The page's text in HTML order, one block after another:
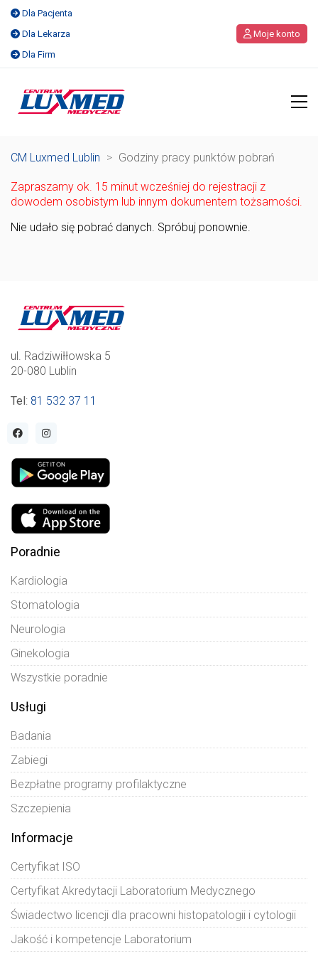
Dla Pacjenta
Dla Lekarza
Dla Firm
Moje konto
CM Luxmed Lublin > Godziny pracy punktów pobrań
Zapraszamy ok. 15 minut wcześniej do rejestracji z
dowodem osobistym lub innym dokumentem tożsamości.
Nie udało się pobrać danych. Spróbuj ponownie.
ul. Radziwiłłowska 5
20-080 Lublin
Tel: 81 532 37 11
Poradnie
Kardiologia
Stomatologia
Neurologia
Ginekologia
Wszystkie poradnie
Usługi
Badania
Zabiegi
Bezpłatne programy profilaktyczne
Szczepienia
Informacje
Certyfikat ISO
Certyfikat Akredytacji Laboratorium Medycznego
Świadectwo licencji dla pracowni histopatologii i cytologii
Jakość i kompetencje Laboratorium